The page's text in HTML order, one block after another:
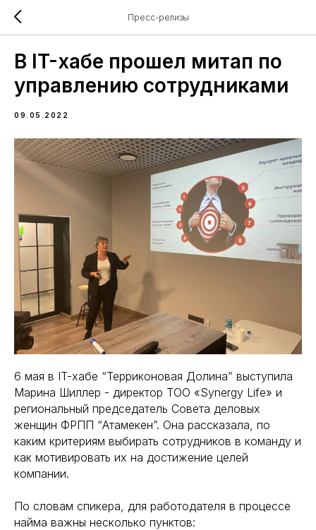
Пресс-релизы
В IT-хабе прошел митап по
управлению сотрудниками
09.05.2022
6 мая в IT-хабе “Терриконовая Долина” выступила
Марина Шиллер - директор ТОО «Synergy Life» и
региональный председатель Совета деловых
женщин ФРПП “Атамекен”. Она рассказала, по
каким критериям выбирать сотрудников в команду и
как мотивировать их на достижение целей
компании.
По словам спикера, для работодателя в процессе
найма важны несколько пунктов: